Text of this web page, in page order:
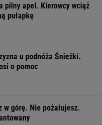
pilny apel. Kierowcy wciąż
pułapkę
u podnóża Śnieżki.
o pomoc
w górę. Nie pożałujesz.